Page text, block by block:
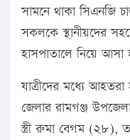
সামনে থাকা
সকলকে স্থানীয়দের
হাসপাতালে নিয়ে আসা
যাত্রীদের মধ্যে
জেলার রামগঞ্জ
স্ত্রী রুমা বেগম (২৮),